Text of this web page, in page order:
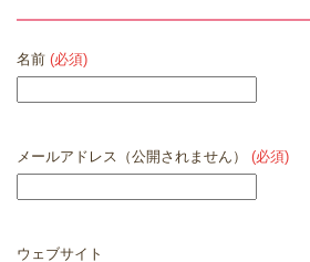
名前 (必須)
メールアドレス（公開されません） (必須)
ウェブサイト